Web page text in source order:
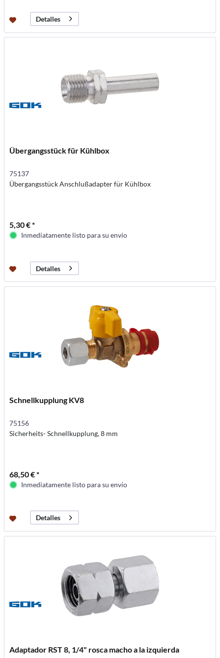
Detalles
Übergangsstück für Kühlbox
75137
Übergangsstück Anschlußadapter für Kühlbox
5,30 € *
Inmediatamente listo para su envío
Detalles
Schnellkupplung KV8
75156
Sicherheits- Schnellkupplung, 8 mm
68,50 € *
Inmediatamente listo para su envío
Detalles
Adaptador RST 8, 1/4" rosca macho a la izquierda